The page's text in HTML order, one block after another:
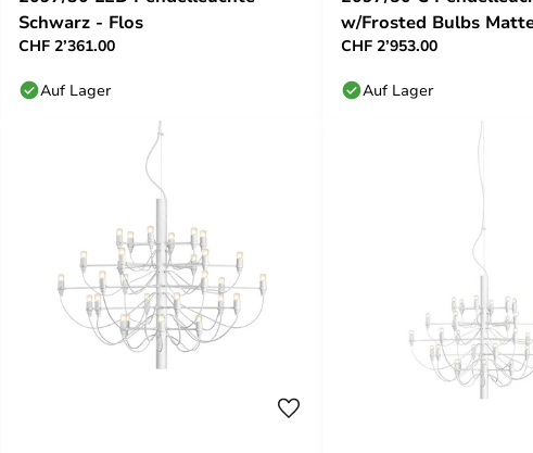
Schwarz - Flos
CHF 2’361.00
Auf Lager
w/Frosted Bulbs
Flos
CHF 2’953.00
Auf Lager